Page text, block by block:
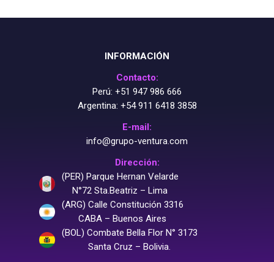
INFORMACIÓN
Contacto:
Perú: +51 947 986 666
Argentina: +54 911 6418 3858
E-mail:
info@grupo-ventura.com
Dirección:
(PER) Parque Hernan Velarde
N°72 Sta.Beatriz – Lima
(ARG) Calle Constitución 3316
CABA – Buenos Aires
(BOL) Combate Bella Flor N° 3173
Santa Cruz – Bolivia.